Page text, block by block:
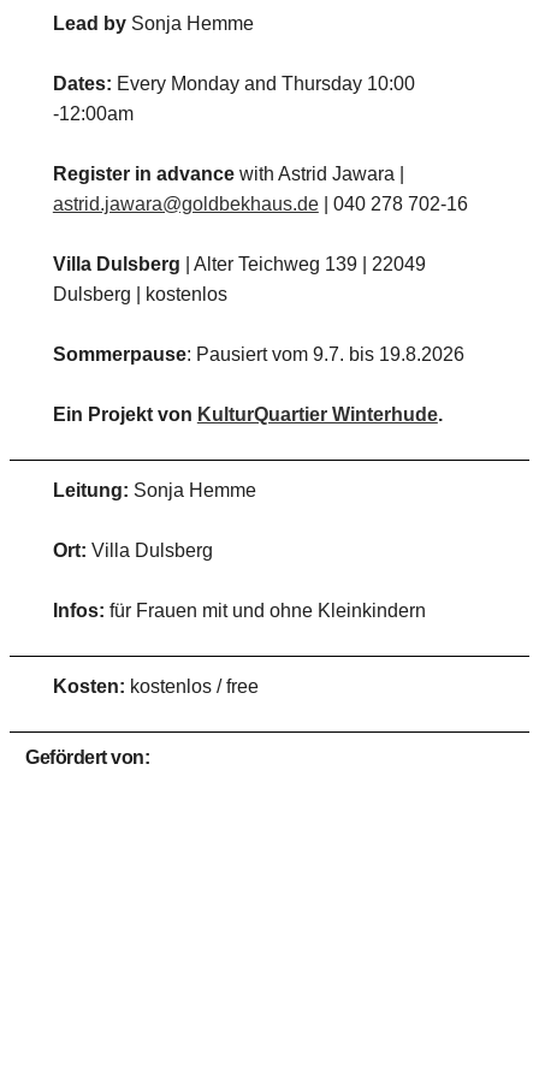
Lead bySonja Hemme
Dates: Every Monday and Thursday 10:00
-12:00am
Register in advancewith Astrid Jawara |
astrid.jawara@goldbekhaus.de| 040 278 702-16
Villa Dulsberg
| Alter Teichweg 139 | 22049
Dulsberg | kostenlos
Sommerpause: Pausiert vom 9.7. bis 19.8.2026
Ein Projekt von KulturQuartier Winterhude.
Leitung: Sonja Hemme
Ort: Villa Dulsberg
Infos: für Frauen mit und ohne Kleinkindern
Kosten: kostenlos / free
Gefördert von: